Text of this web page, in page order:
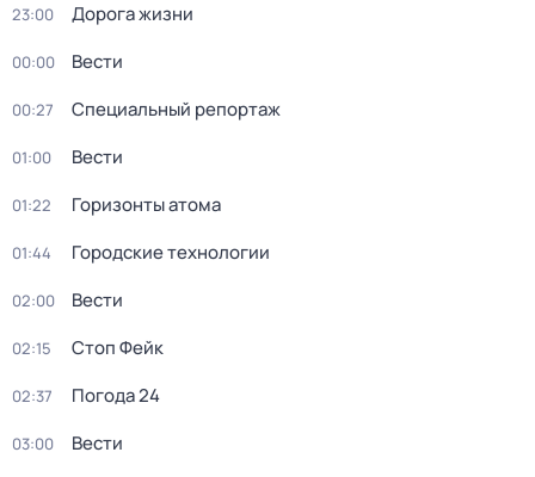
23:00 Дорога жизни
00:00 Вести
00:27 Специальный репортаж
01:00 Вести
01:22 Горизонты атома
01:44 Городские технологии
02:00 Вести
02:15 Стоп Фейк
02:37 Погода 24
03:00 Вести